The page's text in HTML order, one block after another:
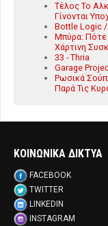
Τέλος Το
Γίνονται
Bottle Logic /
Μπύρα: Πότε
Χάρτινη
33 - Thria
Garage
Ρωσικά
Παρά Τις
ΚΟΙΝΩΝΙΚΑ ΔΙΚΤΥΑ
FACEBOOK
TWITTER
LINKEDIN
INSTAGRAM